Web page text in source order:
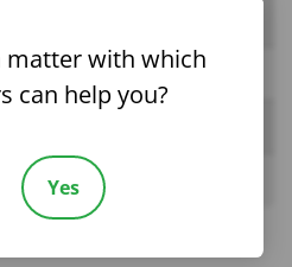
matter with which
can help you?
Yes